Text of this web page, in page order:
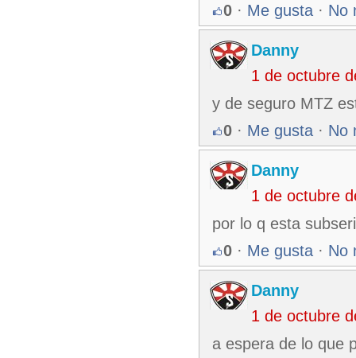
0 · Me gusta · No
Danny
1 de octubre
y de seguro MTZ
0 · Me gusta · No
Danny
1 de octubre
por lo q esta
0 · Me gusta · No
Danny
1 de octubre
a espera de lo que